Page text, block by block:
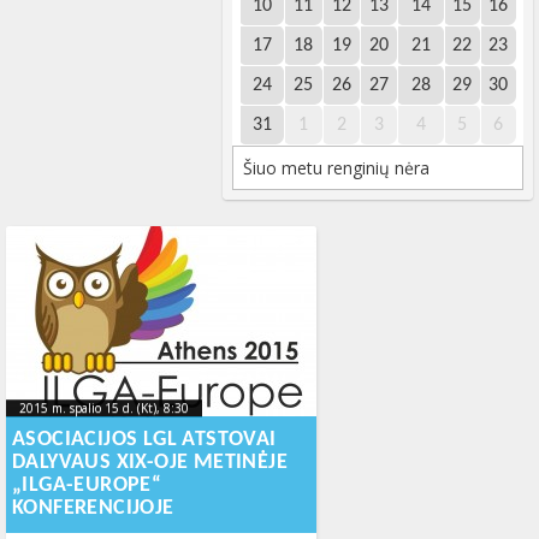
10 11 12 13 14 15 16
17 18 19 20 21 22 23
24 25 26 27 28 29 30
31 1 2 3 4 5 6
Šiuo metu renginių nėra
2015 m. spalio 15 d. (Kt), 8:30
2015-11-19T15:29:23+00:00
2015 m. spalio 15 d. (Kt), 8:30
2015-11-
19T15:29:23+00:00
ASOCIACIJOS LGL ATSTOVAI
DALYVAUS XIX-OJE METINĖJE
„ILGA-EUROPE“
KONFERENCIJOJE